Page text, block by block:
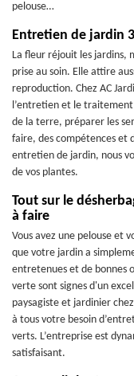
pelouse…
Entretien de jardin
La fleur réjouit les jardins,
prise au soin. Elle attire
reproduction. Chez AC
l’entretien et le
de la terre, préparer les
faire, des compétences et
entretien de jardin, nous
de vos plantes.
Tout sur le
à faire
Vous avez une pelouse et
que votre jardin a
entretenues et de bonnes
verte sont signes d'un
paysagiste et jardinier
à tous votre besoin
verts. L’entreprise est
satisfaisant.